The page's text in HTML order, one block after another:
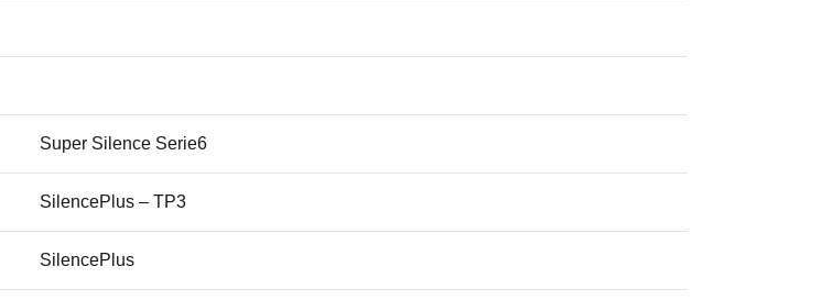
Super Silence Serie6
SilencePlus – TP3
SilencePlus